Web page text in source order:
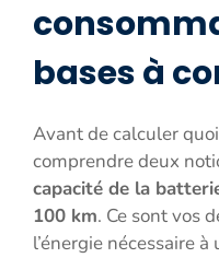
bases à
Avant de calculer
comprendre deux
capacité de la
100 km. Ce sont vos
l’énergie nécessaire